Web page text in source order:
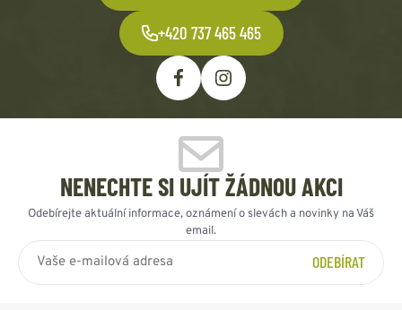
+420 737 465 465
NENECHTE SI UJÍT ŽÁDNOU AKCI
Odebírejte aktuální informace, oznámení o slevách a novinky na Váš
email.
ODEBÍRAT